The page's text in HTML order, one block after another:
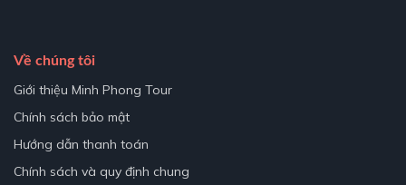
Về chúng tôi
Giới thiệu Minh Phong Tour
Chính sách bảo mật
Hướng dẫn thanh toán
Chính sách và quy định chung